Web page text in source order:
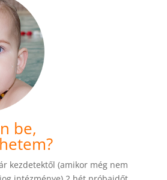
be,
kezdetektől (amikor még nem